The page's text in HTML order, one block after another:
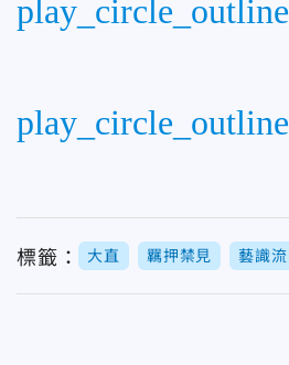
play_circle_outline
play_circle_outline
標籤： 大直 羈押禁見 藝識流